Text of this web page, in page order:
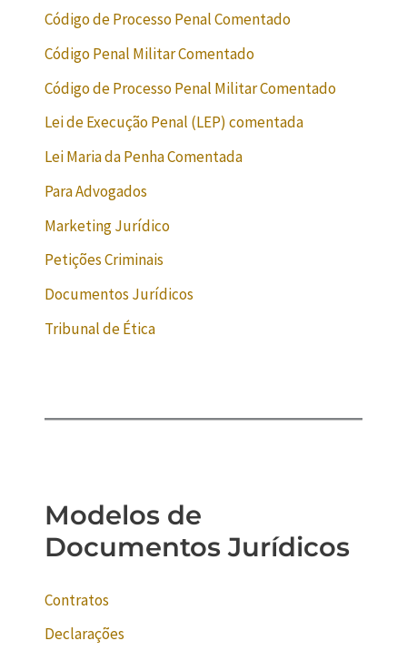
Código de Processo Penal Comentado
Código Penal Militar Comentado
Código de Processo Penal Militar Comentado
Lei de Execução Penal (LEP) comentada
Lei Maria da Penha Comentada
Para Advogados
Marketing Jurídico
Petições Criminais
Documentos Jurídicos
Tribunal de Ética
Modelos de
Documentos Jurídicos
Contratos
Declarações